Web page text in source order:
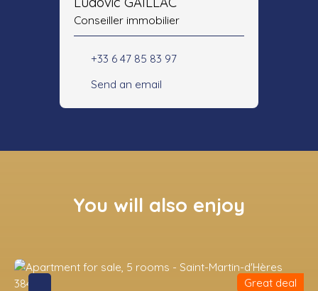
Conseiller immobilier
+33 6 47 85 83 97
Send an email
You will also enjoy
Great deal